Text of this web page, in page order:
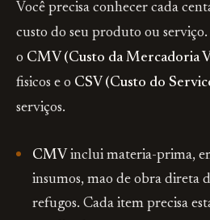
Você precisa conhecer cada
custo do seu produto ou
o CMV (Custo da Mercadoria
fisicos e o CSV (Custo do
serviços.
CMV inclui materia-prima,
insumos, mao de obra direta
refugos. Cada item precisa